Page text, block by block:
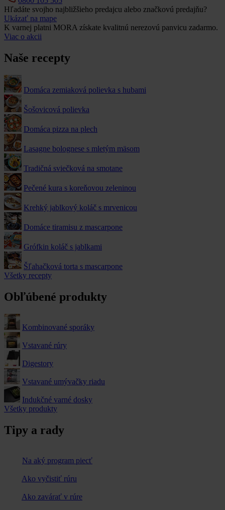
Hľadáte svojho najbližšieho predajcu alebo značkovú predajňu?
Ukázať na mape
K varnej platni MORA získate kvalitnú nerezovú panvicu zadarmo.
Viac o akcii
Naše recepty
Domáca zemiaková polievka s hubami
Šošovicová polievka
Domáca pizza na plech
Lasagne bolognese s mletým mäsom
Tradičná sviečková na smotane
Pečené kura s koreňovou zeleninou
Krehký jablkový koláč s mrvenicou
Domáce tiramisu z mascarpone
Grófkin koláč s jablkami
Šľahačková torta s mascarpone
Všetky recepty
Obľúbené produkty
Kombinované sporáky
Vstavané rúry
Digestory
Vstavané umývačky riadu
Indukčné varné dosky
Všetky produkty
Tipy a rady
Na aký program piecť
Ako vyčistiť rúru
Ako zavárať v rúre